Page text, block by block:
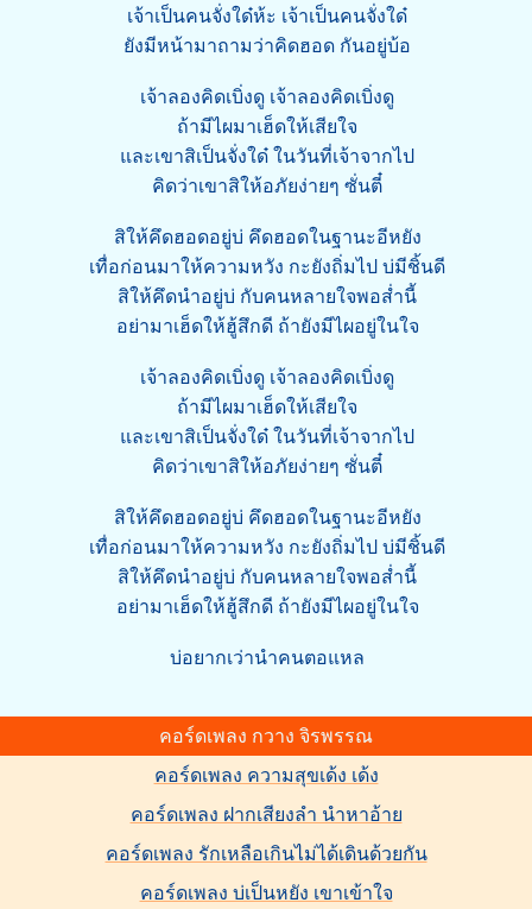
เจ้าเป็นคนจั่งใด๋ห้ะ เจ้าเป็นคนจั่งใด๋
ยังมีหน้ามาถามว่าคิดฮอด กันอยู่บ้อ
เจ้าลองคิดเบิ่งดู เจ้าลองคิดเบิ่งดู
ถ้ามีไผมาเฮ็ดให้เสียใจ
และเขาสิเป็นจั่งใด๋ ในวันที่เจ้าจากไป
คิดว่าเขาสิให้อภัยง่ายๆ ซั่นตี๋
สิให้คึดฮอดอยู่บ่ คึดฮอดในฐานะอีหยัง
เทื่อก่อนมาให้ความหวัง กะยังถิ่มไป บ่มีชิ้นดี
สิให้คึดนำอยู่บ่ กับคนหลายใจพอส่ำนี้
อย่ามาเฮ็ดให้ฮู้สึกดี ถ้ายังมีไผอยู่ในใจ
เจ้าลองคิดเบิ่งดู เจ้าลองคิดเบิ่งดู
ถ้ามีไผมาเฮ็ดให้เสียใจ
และเขาสิเป็นจั่งใด๋ ในวันที่เจ้าจากไป
คิดว่าเขาสิให้อภัยง่ายๆ ซั่นตี๋
สิให้คึดฮอดอยู่บ่ คึดฮอดในฐานะอีหยัง
เทื่อก่อนมาให้ความหวัง กะยังถิ่มไป บ่มีชิ้นดี
สิให้คึดนำอยู่บ่ กับคนหลายใจพอส่ำนี้
อย่ามาเฮ็ดให้ฮู้สึกดี ถ้ายังมีไผอยู่ในใจ
บ่อยากเว่านำคนตอแหล
คอร์ดเพลง กวาง จิรพรรณ
คอร์ดเพลง ความสุขเด้ง เด้ง
คอร์ดเพลง ฝากเสียงลำ นำหาอ้าย
คอร์ดเพลง รักเหลือเกินไม่ได้เดินด้วยกัน
คอร์ดเพลง บ่เป็นหยัง เขาเข้าใจ